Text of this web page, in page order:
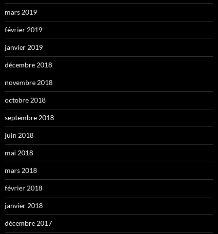
mars 2019
février 2019
janvier 2019
décembre 2018
novembre 2018
octobre 2018
septembre 2018
juin 2018
mai 2018
mars 2018
février 2018
janvier 2018
décembre 2017